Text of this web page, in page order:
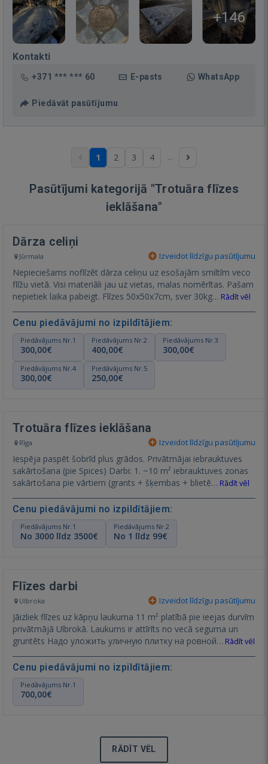
+146
Kontakti
+371 *** *** 60 E-pasts WhatsApp
Piedāvāt pasūtījumu
1 2 3 4 ...
Pasūtījumi kategorijā "Trotuāra flīzes
ieklāšana"
Dārza celiņi
Jūrmala Izveidot līdzīgu pasūtījumu
Nepieciešams noflīzēt dārza celiņu uz esošajām smiltīm veco
flīžu vietā. Visi materiāli jau uz vietas, malas nomērītas. Pašam
nepietiek laika pabeigt. Flīzes 50x50x7cm, sver 30kg… Rādīt vēl
Cenu piedāvājumi no izpildītājiem:
Piedāvājums Nr.1
300,00€
Piedāvājums Nr.2
400,00€
Piedāvājums Nr.3
300,00€
Piedāvājums Nr.4
300,00€
Piedāvājums Nr.5
250,00€
Trotuāra flīzes ieklāšana
Rīga Izveidot līdzīgu pasūtījumu
Iespēja paspēt šobrīd plus grādos. Privātmājai iebrauktuves
sakārtošana (pie Spices) Darbi: 1. ~10 m² iebrauktuves zonas
sakārtošana pie vārtiem (grants + šķembas + blietē… Rādīt vēl
Cenu piedāvājumi no izpildītājiem:
Piedāvājums Nr.1
No 3000 līdz 3500€
Piedāvājums Nr.2
No 1 līdz 99€
Flīzes darbi
Ulbroka Izveidot līdzīgu pasūtījumu
Jāizliek flīzes uz kāpņu laukuma 11 m² platībā pie ieejas durvīm
privātmājā Ulbrokā. Laukums ir attīrīts no vecā seguma un
gruntēts Надо уложить уличную плитку на ровной… Rādīt vēl
Cenu piedāvājumi no izpildītājiem:
Piedāvājums Nr.1
700,00€
RĀDĪT VĒL